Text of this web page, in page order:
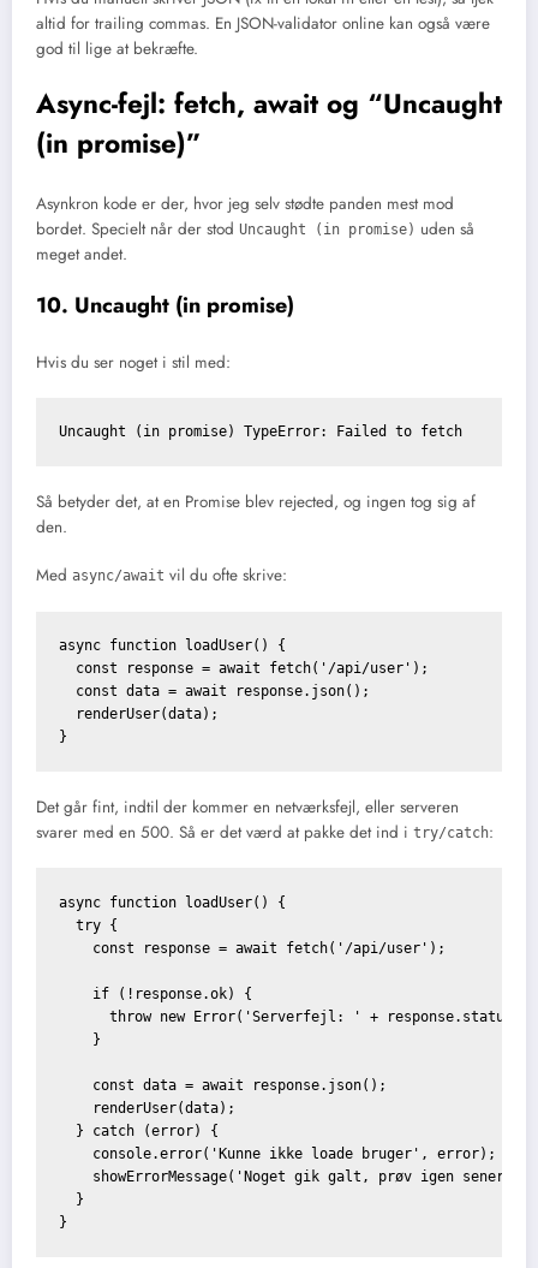
altid for trailing commas. En JSON-validator online kan også være
god til lige at bekræfte.
Async-fejl: fetch, await og “Uncaught
(in promise)”
Asynkron kode er der, hvor jeg selv stødte panden mest mod
bordet. Specielt når der stod Uncaught (in promise) uden så
meget andet.
10. Uncaught (in promise)
Hvis du ser noget i stil med:
Uncaught (in promise) TypeError: Failed to fetch
Så betyder det, at en Promise blev rejected, og ingen tog sig af
den.
Med async/await vil du ofte skrive:
async function loadUser() {
  const response = await fetch('/api/user');
  const data = await response.json();
  renderUser(data);
}
Det går fint, indtil der kommer en netværksfejl, eller serveren
svarer med en 500. Så er det værd at pakke det ind i try/catch:
async function loadUser() {
  try {
    const response = await fetch('/api/user');
    if (!response.ok) {
      throw new Error('Serverfejl: ' + response.status);
    }
    const data = await response.json();
    renderUser(data);
  } catch (error) {
    console.error('Kunne ikke loade bruger', error);
showErrorMessage('Noget gik galt, prøv igen
  }
}